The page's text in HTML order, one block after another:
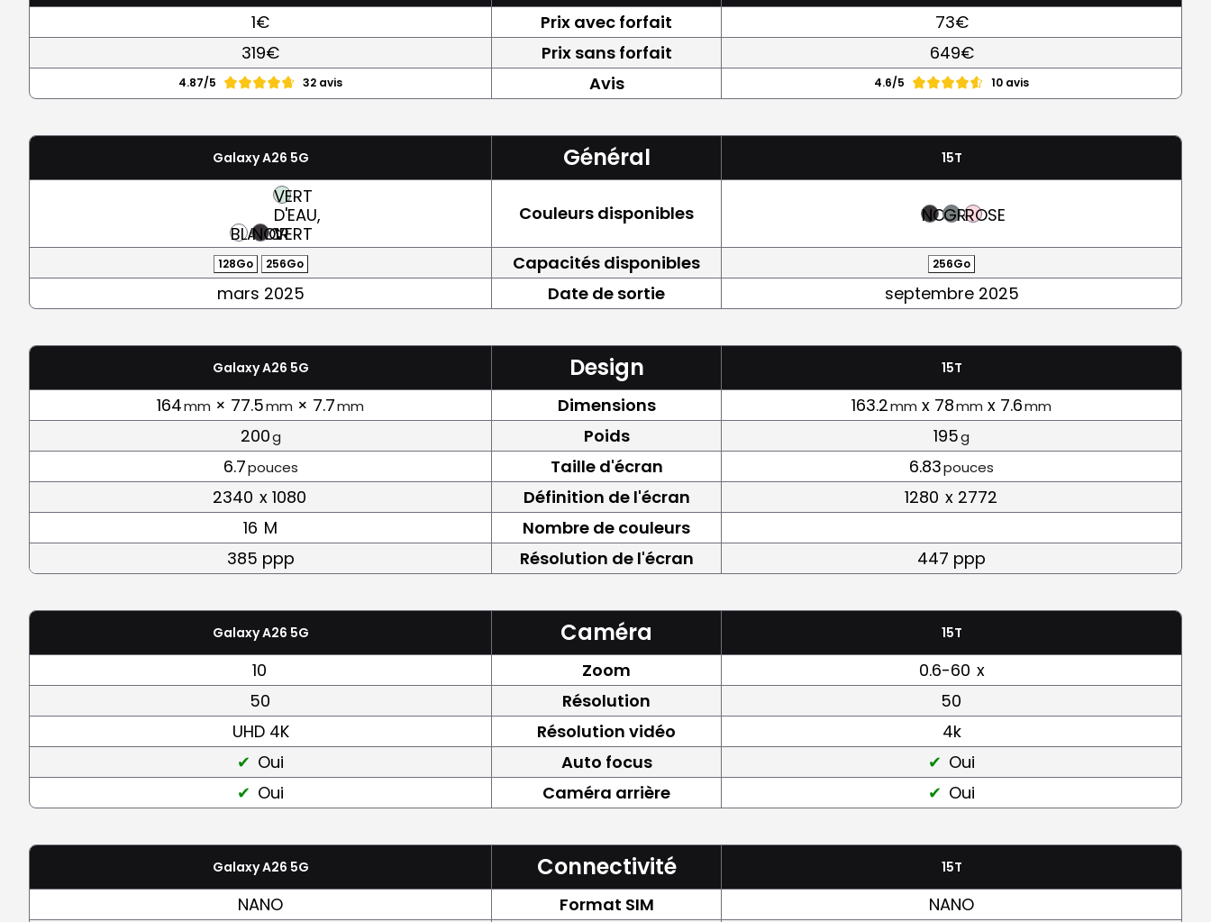
1€ Prix avec forfait
73€
319€
Prix sans forfait 649€
4.87/5 32 avis Avis 4.6/5 10 avis
Galaxy A26 5G Général 15T
BLANC
NOIR
VERT
D'EAU,
VERT
Couleurs disponibles NOIRGRISROSE
128Go 256Go Capacités disponibles 256Go
mars 2025 Date de sortie septembre 2025
Galaxy A26 5G Design 15T
164mm × 77.5mm × 7.7mm Dimensions 163.2mm x 78mm x 7.6mm
200g Poids 195g
6.7pouces Taille d'écran 6.83pouces
2340 x 1080 Définition de l'écran 1280 x 2772
16 M
Nombre de couleurs
385 ppp
Résolution de l'écran 447 ppp
Galaxy A26 5G Caméra 15T
10 Zoom 0.6-60 x
50
Résolution
50
UHD 4K
Résolution vidéo
4k
Oui
Auto focus
Oui
Oui
Caméra arrière Oui
Galaxy A26 5G Connectivité 15T
NANO Format SIM
NANO